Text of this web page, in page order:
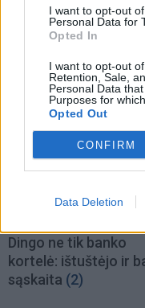
I want to opt-out
Personal Data for
Opted In
I want to opt-out
Retention, Sale,
Personal Data
Purposes for
Opted Out
CONFIRM
Data Deletion
Tuneliu į Lietuvą
patekti migrantai
Dingo ne tik banko
kortelė: ištuštėjo ir
sąskaita (2)